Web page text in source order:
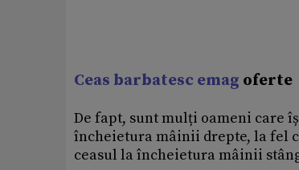
Ceas barbatesc emag oferte
De fapt, sunt mulți oameni care
încheietura mâinii drepte, la fel
ceasul la încheietura mâinii